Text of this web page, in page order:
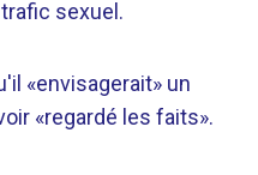
sexuel.
«envisagerait» un
«regardé les faits».